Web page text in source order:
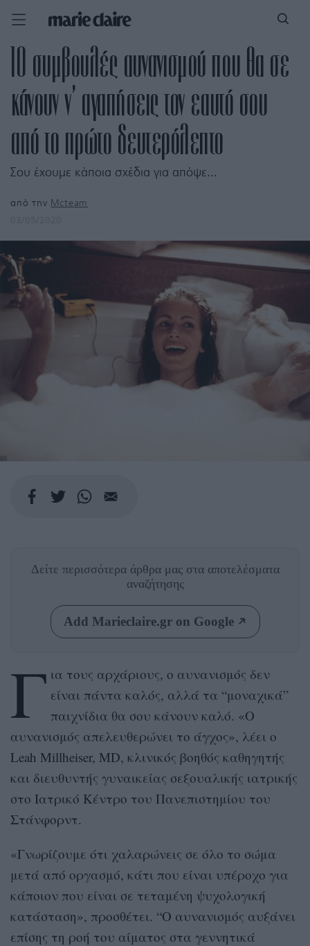
10 συμβουλές αυνανισμού που θα σε
κάνουν ν’ αγαπήσεις τον εαυτό σου
από το πρώτο δευτερόλεπτο
Σου έχουμε κάποια σχέδια για απόψε...
από την Mcteam
Δείτε περισσότερα άρθρα μας στα αποτελέσματα
αναζήτησης
Add Marieclaire.gr on Google
Γ ια τους αρχάριους, ο αυνανισμός δεν
είναι πάντα καλός, αλλά τα “μοναχικά”
παιχνίδια θα σου κάνουν καλό. «Ο
αυνανισμός απελευθερώνει το άγχος», λέει ο
Leah Millheiser, MD, κλινικός βοηθός καθηγητής
και διευθυντής γυναικείας σεξουαλικής ιατρικής
στο Ιατρικό Κέντρο του Πανεπιστημίου του
Στάνφορντ.
«Γνωρίζουμε ότι χαλαρώνεις σε όλο το σώμα
μετά από οργασμό, κάτι που είναι υπέροχο για
κάποιον που είναι σε τεταμένη ψυχολογική
κατάσταση», προσθέτει. “Ο αυνανισμός αυξάνει
επίσης τη ροή του αίματος στα γεννητικά